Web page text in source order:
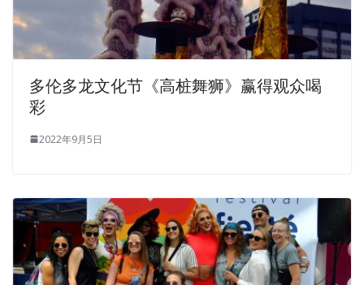
多伦多龙文化节《高桩舞狮》赢得观众喝
彩
2022年9月5日